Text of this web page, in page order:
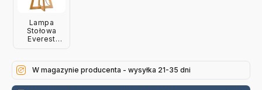
Lampa
Stołowa
Everest
W magazynie producenta - wysyłka 21-35 dni